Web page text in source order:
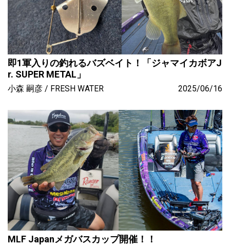
即1軍入りの釣れるバズベイト！「ジャマイカボアJ
r. SUPER METAL」
小森 嗣彦 FRESH WATER 2025/06/16
MLF Japanメガバスカップ開催！！